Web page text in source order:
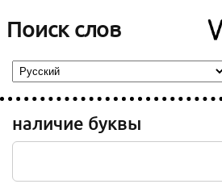
Поиск слов
наличие буквы